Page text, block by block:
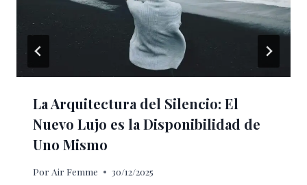
La Arquitectura del Silencio: El
Nuevo Lujo es la Disponibilidad de
Uno Mismo
Por Air Femme 30/12/2025